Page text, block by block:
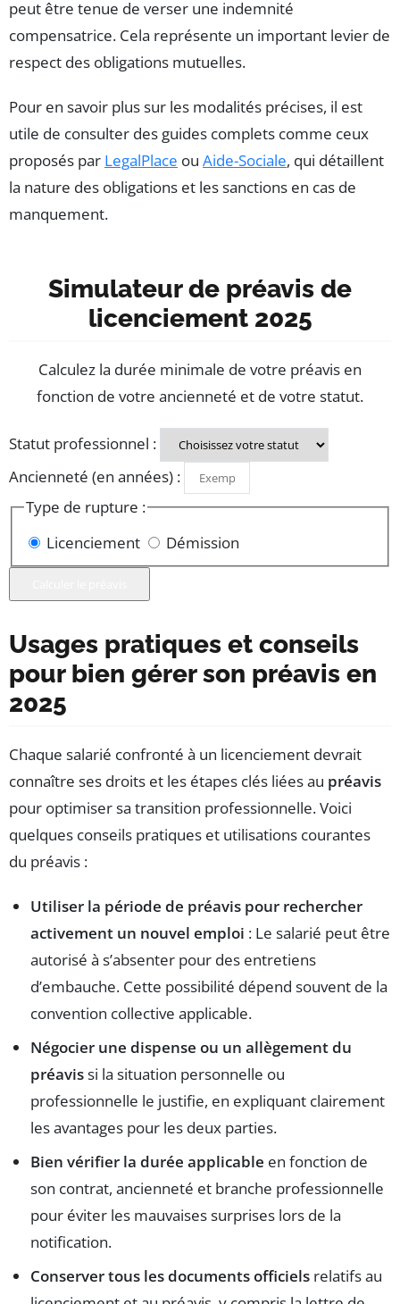
peut être tenue de verser une indemnité
compensatrice. Cela représente un important levier de
respect des obligations mutuelles.
Pour en savoir plus sur les modalités précises, il est
utile de consulter des guides complets comme ceux
proposés par LegalPlace ou Aide-Sociale, qui détaillent
la nature des obligations et les sanctions en cas de
manquement.
Simulateur de préavis de
licenciement 2025
Calculez la durée minimale de votre préavis en
fonction de votre ancienneté et de votre statut.
Statut professionnel :
Ancienneté (en années) :
Type de rupture :
Licenciement
Démission
Usages pratiques et conseils
pour bien gérer son préavis en
2025
Chaque salarié confronté à un licenciement devrait
connaître ses droits et les étapes clés liées au préavis
pour optimiser sa transition professionnelle. Voici
quelques conseils pratiques et utilisations courantes
du préavis :
Utiliser la période de préavis pour rechercher
activement un nouvel emploi : Le salarié peut être
autorisé à s’absenter pour des entretiens
d’embauche. Cette possibilité dépend souvent de la
convention collective applicable.
Négocier une dispense ou un allègement du
préavissi la situation personnelle ou
professionnelle le justifie, en expliquant clairement
les avantages pour les deux parties.
Bien vérifier la durée applicable en fonction de
son contrat, ancienneté et branche professionnelle
pour éviter les mauvaises surprises lors de la
notification.
Conserver tous les documents officiels relatifs au